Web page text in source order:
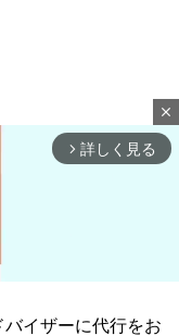
サイトを5つ紹介
イザーに代行をお
close
arrow_forward_ios 詳しく見る